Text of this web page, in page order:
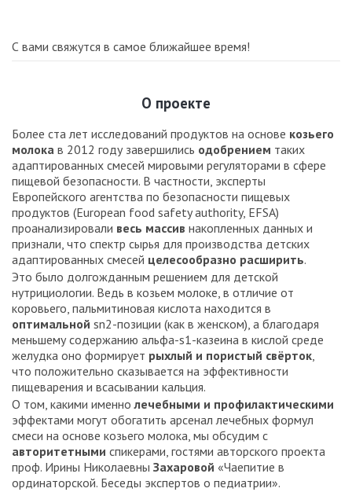
С вами свяжутся в самое ближайшее время!
О проекте
Более ста лет исследований продуктов на основе козьего
молока в 2012 году завершились одобрением таких
адаптированных смесей мировыми регуляторами в сфере
пищевой безопасности. В частности, эксперты
Европейского агентства по безопасности пищевых
продуктов (European food safety authority, EFSA)
проанализировали весь массив накопленных данных и
признали, что спектр сырья для производства детских
адаптированных смесей целесообразно расширить.
Это было долгожданным решением для детской
нутрициологии. Ведь в козьем молоке, в отличие от
коровьего, пальмитиновая кислота находится в
оптимальной sn2-позиции (как в женском), а благодаря
меньшему содержанию альфа-s1-казеина в кислой среде
желудка оно формирует рыхлый и пористый свёрток,
что положительно сказывается на эффективности
пищеварения и всасывании кальция.
О том, какими именнолечебными и профилактическими
эффектами могут обогатить арсенал лечебных формул
смеси на основе козьего молока, мы обсудим с
авторитетными спикерами, гостями авторского проекта
проф. Ирины Николаевны Захаровой «Чаепитие в
ординаторской. Беседы экспертов о педиатрии».